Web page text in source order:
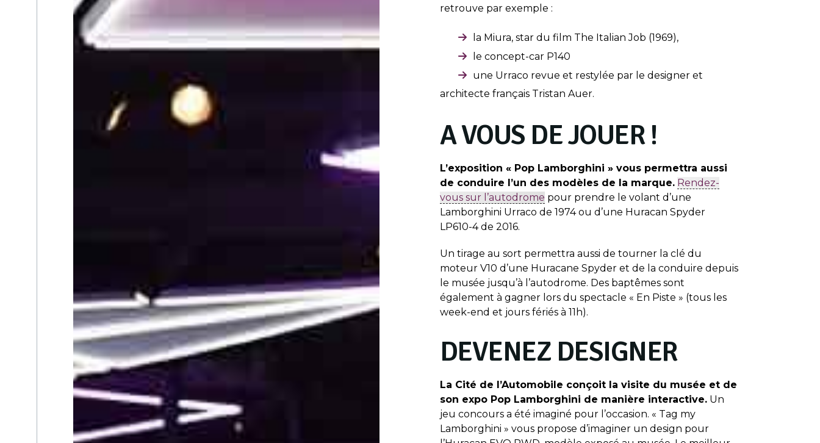
retrouve par exemple :
la Miura, star du film The Italian Job (1969),
le concept-car P140
une Urraco revue et restylée par le designer et
architecte français Tristan Auer.
A VOUS DE JOUER !
L’exposition « Pop Lamborghini » vous permettra aussi
de conduire l’un des modèles de la marque. Rendez-
vous sur l’autodrome pour prendre le volant d’une
Lamborghini Urraco de 1974 ou d’une Huracan Spyder
LP610-4 de 2016.
Un tirage au sort permettra aussi de tourner la clé du
moteur V10 d’une Huracane Spyder et de la conduire depuis
le musée jusqu’à l’autodrome. Des baptêmes sont
également à gagner lors du spectacle « En Piste » (tous les
week-end et jours fériés à 11h).
DEVENEZ DESIGNER
La Cité de l’Automobile conçoit la visite du musée et de
son expo Pop Lamborghini de manière interactive.Un
jeu concours a été imaginé pour l’occasion. « Tag my
Lamborghini » vous propose d’imaginer un design pour